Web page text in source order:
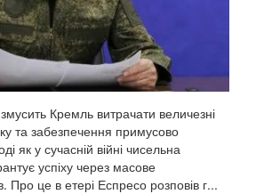
Кремль витрачати величезні
та забезпечення примусово
як у сучасній війні чисельна
успіху через масове
Про це в етері Еспресо розповів г...